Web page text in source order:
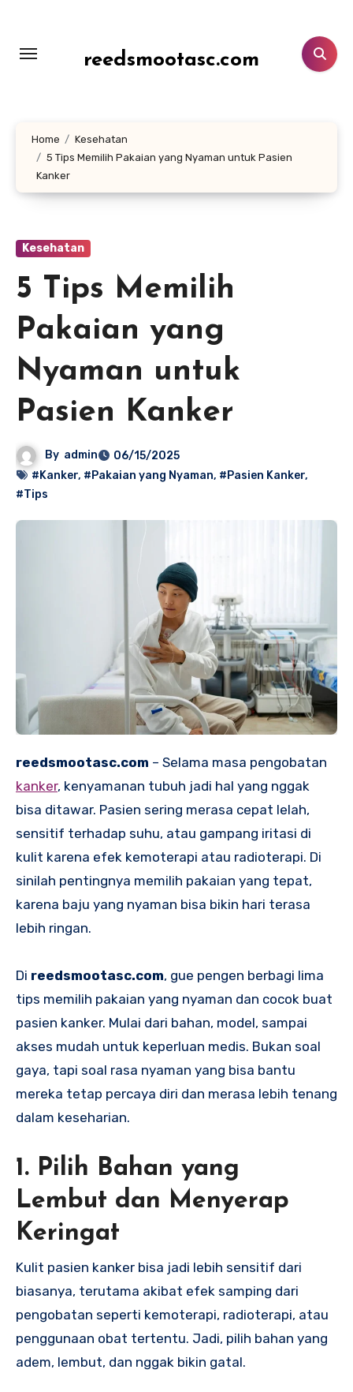
konten
reedsmootasc.com
Home
Kesehatan
5 Tips Memilih Pakaian yang Nyaman untuk Pasien
Kanker
Kesehatan
5 Tips Memilih
Pakaian yang
Nyaman untuk
Pasien Kanker
By admin
06/15/2025
#Kanker, #Pakaian yang Nyaman, #Pasien Kanker,
#Tips
reedsmootasc.com – Selama masa pengobatan
kanker, kenyamanan tubuh jadi hal yang nggak
bisa ditawar. Pasien sering merasa cepat lelah,
sensitif terhadap suhu, atau gampang iritasi di
kulit karena efek kemoterapi atau radioterapi. Di
sinilah pentingnya memilih pakaian yang tepat,
karena baju yang nyaman bisa bikin hari terasa
lebih ringan.
Di reedsmootasc.com, gue pengen berbagi lima
tips memilih pakaian yang nyaman dan cocok buat
pasien kanker. Mulai dari bahan, model, sampai
akses mudah untuk keperluan medis. Bukan soal
gaya, tapi soal rasa nyaman yang bisa bantu
mereka tetap percaya diri dan merasa lebih tenang
dalam keseharian.
1. Pilih Bahan yang
Lembut dan Menyerap
Keringat
Kulit pasien kanker bisa jadi lebih sensitif dari
biasanya, terutama akibat efek samping dari
pengobatan seperti kemoterapi, radioterapi, atau
penggunaan obat tertentu. Jadi, pilih bahan yang
adem, lembut, dan nggak bikin gatal.